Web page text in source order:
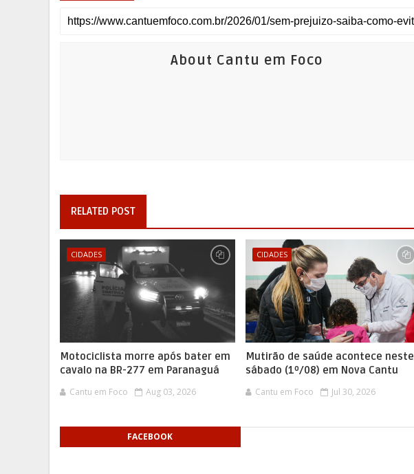
About Cantu em Foco
RELATED POST
CIDADES
Motociclista morre após bater em
cavalo na BR-277 em Paranaguá
Cantu em Foco Aug 03, 2026
CIDADES
Mutirão de saúde acontece neste
sábado (1º/08) em Nova Cantu
Cantu em Foco Jul 30, 2026
FACEBOOK